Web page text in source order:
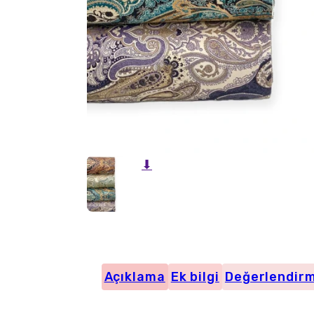
⬇
Açıklama Ek bilgi